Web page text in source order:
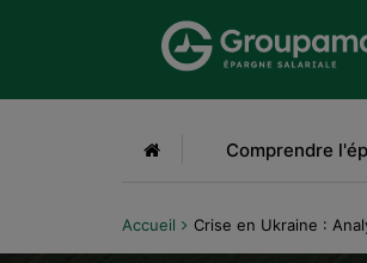
Aller au menu Aller à la
Accueil Comprendre
Accueil Crise en Ukraine :